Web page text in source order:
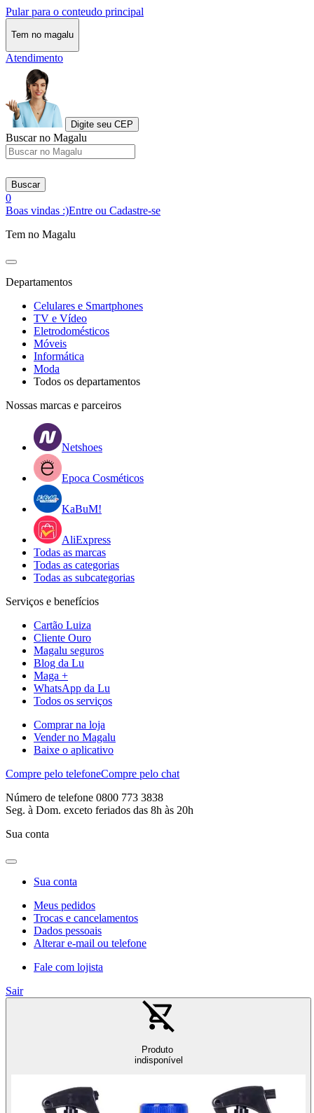
Pular para o conteudo principal
Tem no magalu
Atendimento
Digite seu CEP
Buscar no Magalu
Buscar
0
Boas vindas :)Entre ou Cadastre-se
Tem no Magalu
Departamentos
Celulares e Smartphones
TV e Vídeo
Eletrodomésticos
Móveis
Informática
Moda
Todos os departamentos
Nossas marcas e parceiros
Netshoes
Epoca Cosméticos
KaBuM!
AliExpress
Todas as marcas
Todas as categorias
Todas as subcategorias
Serviços e benefícios
Cartão Luiza
Cliente Ouro
Magalu seguros
Blog da Lu
Maga +
WhatsApp da Lu
Todos os serviços
Comprar na loja
Vender no Magalu
Baixe o aplicativo
Compre pelo telefoneCompre pelo chat
Número de telefone 0800 773 3838
Seg. à Dom. exceto feriados das 8h às 20h
Sua conta
Sua conta
Meus pedidos
Trocas e cancelamentos
Dados pessoais
Alterar e-mail ou telefone
Fale com lojista
Sair
Produto
indisponível